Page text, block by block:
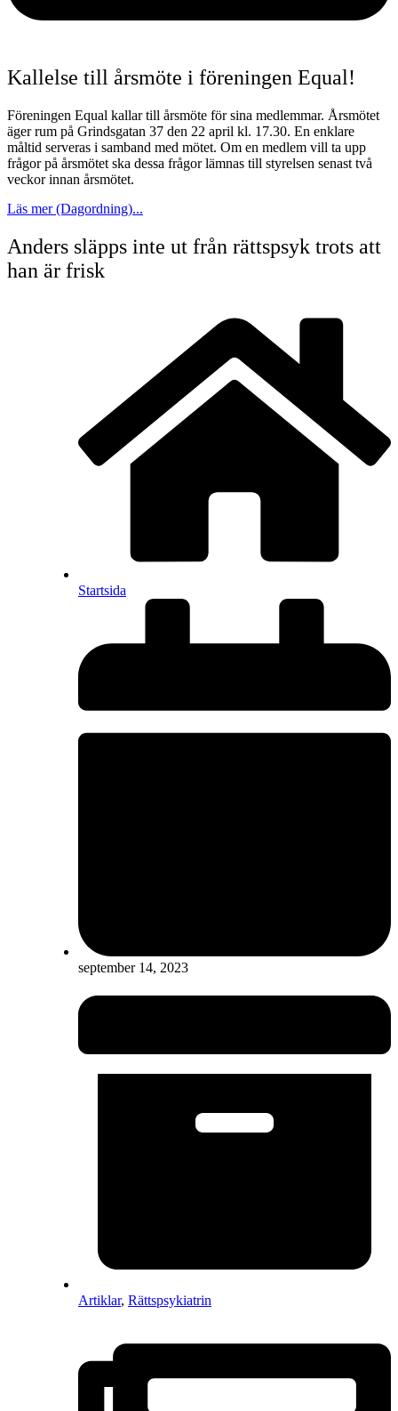
Kallelse till årsmöte i föreningen Equal!
Föreningen Equal kallar till årsmöte för sina medlemmar. Årsmötet
äger rum på Grindsgatan 37 den 22 april kl. 17.30. En enklare
måltid serveras i samband med mötet. Om en medlem vill ta upp
frågor på årsmötet ska dessa frågor lämnas till styrelsen senast två
veckor innan årsmötet.
Läs mer (Dagordning)...
Anders släpps inte ut från rättspsyk trots att
han är frisk
Startsida
september 14, 2023
Artiklar, Rättspsykiatrin